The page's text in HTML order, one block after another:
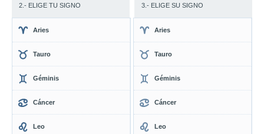
2.- ELIGE TU SIGNO 3.- ELIGE SU SIGNO
Aries
Tauro
Géminis
Cáncer
Leo
Aries
Tauro
Géminis
Cáncer
Leo